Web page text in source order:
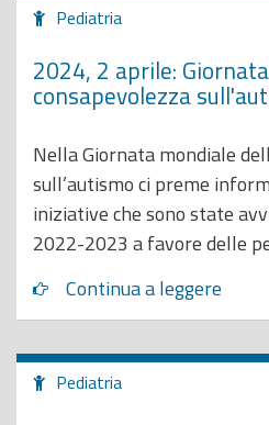
Pediatria
2024, 2 aprile:
consapevolezza
Nella Giornata mondiale
sull’autismo ci preme
iniziative che sono state
2022-2023 a favore delle
Continua a leggere
Pediatria